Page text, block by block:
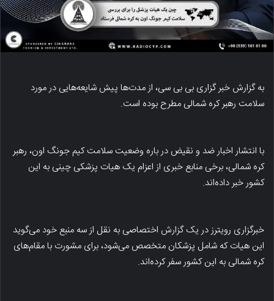
به گزارش خبر گزاری بی بی سی، از مدت‌ها پیش شایعه‌هایی در مورد
سلامت رهبر کره شمالی مطرح بوده است.
با انتشار اخبار ضد و نقیض در باره وضعیت سلامت کیم جونگ اون، رهبر
کره شمالی، برخی منابع خبری از اعزام یک هیات پزشکی چینی به این
کشور خبر داده‌اند.
خبرگزاری رویترز در یک گزارش اختصاصی به نقل از سه منبع خود می‌گوید
این هیات که شامل پزشکان متخصص می‌شود، برای مشورت با مقام‌های
کره شمالی به این کشور سفر کرده‌اند.